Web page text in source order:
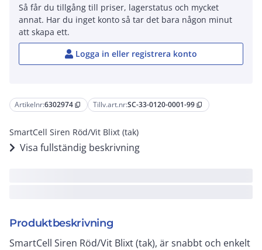
Artikelnr:6302974 content_copy Tillv.art.nr:SC-33-0120-0001-99 content_copy
SmartCell Siren Röd/Vit Blixt (tak)
Visa fullständig beskrivning
Produktbeskrivning
SmartCell Siren Röd/Vit Blixt (tak), är snabbt och enkelt
Så får du tillgång till priser, lagerstatus och mycket
annat. Har du inget konto så tar det bara någon minut
att skapa ett.
Logga in eller registrera konto